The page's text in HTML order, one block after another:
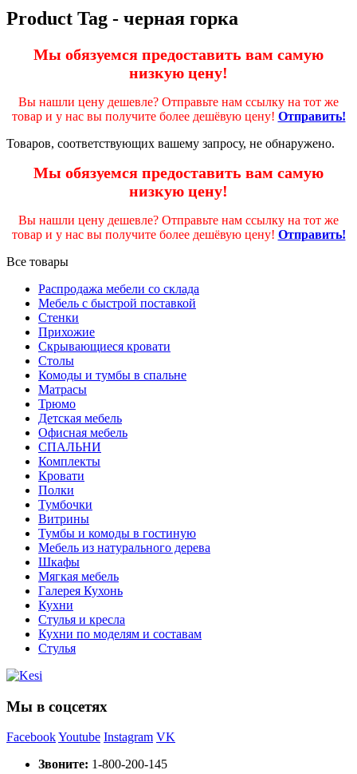
Product Tag - черная горка
Мы обязуемся предоставить вам самую
низкую цену!
Вы нашли цену дешевле? Отправьте нам ссылку на тот же
товар и у нас вы получите более дешёвую цену! Отправить!
Товаров, соответствующих вашему запросу, не обнаружено.
Мы обязуемся предоставить вам самую
низкую цену!
Вы нашли цену дешевле? Отправьте нам ссылку на тот же
товар и у нас вы получите более дешёвую цену! Отправить!
Все товары
Распродажа мебели со склада
Мебель с быстрой поставкой
Стенки
Прихожие
Скрывающиеся кровати
Столы
Комоды и тумбы в спальне
Матрасы
Трюмо
Детская мебель
Офисная мебель
СПАЛЬНИ
Комплекты
Кровати
Полки
Тумбочки
Витрины
Тумбы и комоды в гостиную
Мебель из натурального дерева
Шкафы
Мягкая мебель
Галерея Кухонь
Кухни
Стулья и кресла
Кухни по моделям и составам
Стулья
Мы в соцсетях
FacebookYoutube Instagram VK
Звоните: 1-800-200-145